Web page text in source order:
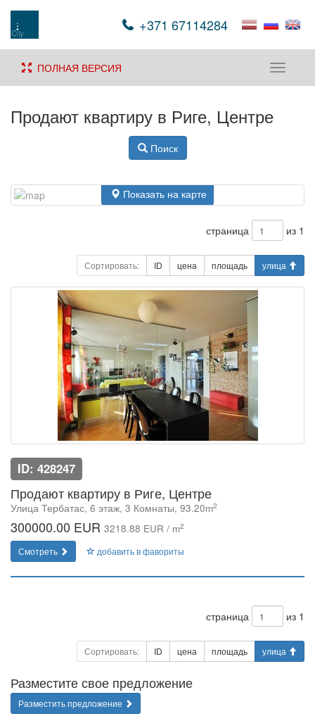
+371 67114284
Toggle
ПОЛНАЯ ВЕРСИЯ
Продают квартиру в Риге, Центре
Поиск
Показать на карте
страница из 1
Сортировать: ID цена площадь улица
ID: 428247
Продают квартиру в Риге, Центре
Улица Тербатас, 6 этаж, 3 Комнаты, 93.20m2
300000.00 EUR 3218.88 EUR / m2
Смотреть добавить в фавориты
страница из 1
Сортировать: ID цена площадь улица
Разместите свое предложение
Разместить предложение